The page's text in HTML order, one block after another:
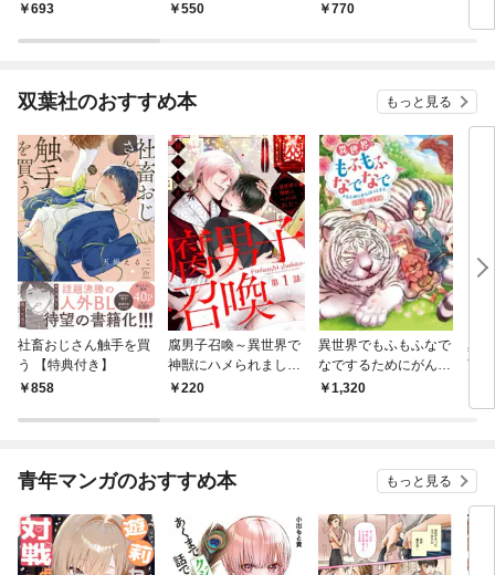
693
【デジタル版限定グラ
550 770
双葉社のおすすめ本 もっと見る
社畜おじさん触手を買
う 【特典付き】
858
腐男子召喚～異世界で
神獣にハメられました
～ 分冊版 1
220
異世界でもふもふなで
なでするためにがんば
ってます。 ： 1
1,320
真
言
て
青年マンガのおすすめ本 もっと見る